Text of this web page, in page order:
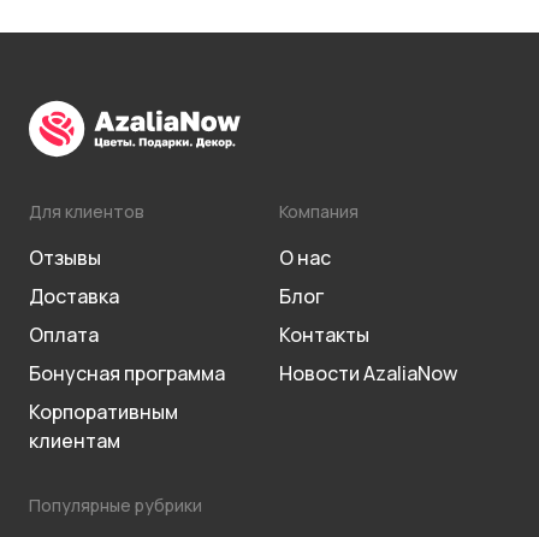
Для клиентов
Отзывы
Доставка
Оплата
Бонусная программа
Корпоративным
клиентам
Компания
О нас
Блог
Контакты
Новости AzaliaNow
Популярные рубрики